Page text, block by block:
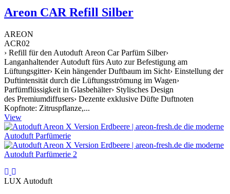
Areon CAR Refill Silber
AREON
ACR02
› Refill für den Autoduft Areon Car Parfüm Silber›
Langanhaltender Autoduft fürs Auto zur Befestigung am
Lüftungsgitter› Kein hängender Duftbaum im Sicht› Einstellung der
Duftintensität durch die Lüftungsströmung im Wagen›
Parfümflüssigkeit in Glasbehälter› Stylisches Design
des Premiumdiffusers› Dezente exklusive Düfte Duftnoten
Kopfnote: Zitruspflanze,...
View
LUX Autoduft